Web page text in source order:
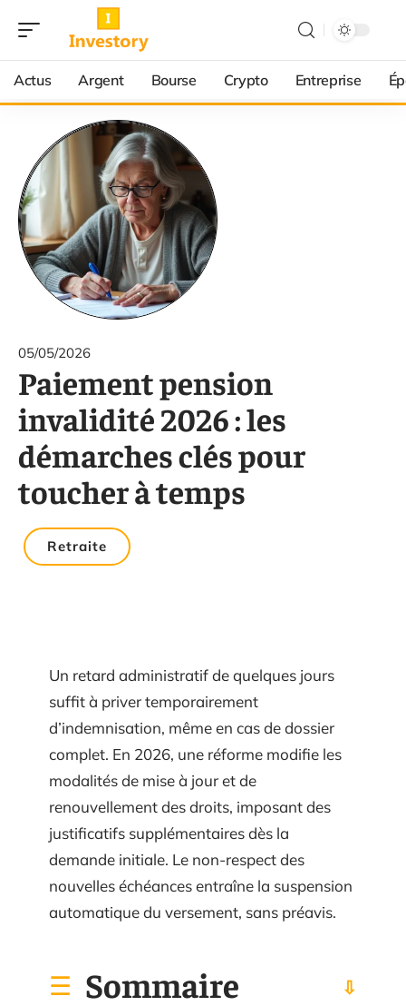
Actus Argent Bourse Crypto Entreprise
05/05/2026
Paiement pension
invalidité 2026 : les
démarches clés pour
toucher à temps
Retraite
Un retard administratif de quelques jours
suffit à priver temporairement
d’indemnisation, même en cas de dossier
complet. En 2026, une réforme modifie les
modalités de mise à jour et de
renouvellement des droits, imposant des
justificatifs supplémentaires dès la
demande initiale. Le non-respect des
nouvelles échéances entraîne la suspension
automatique du versement, sans préavis.
Sommaire